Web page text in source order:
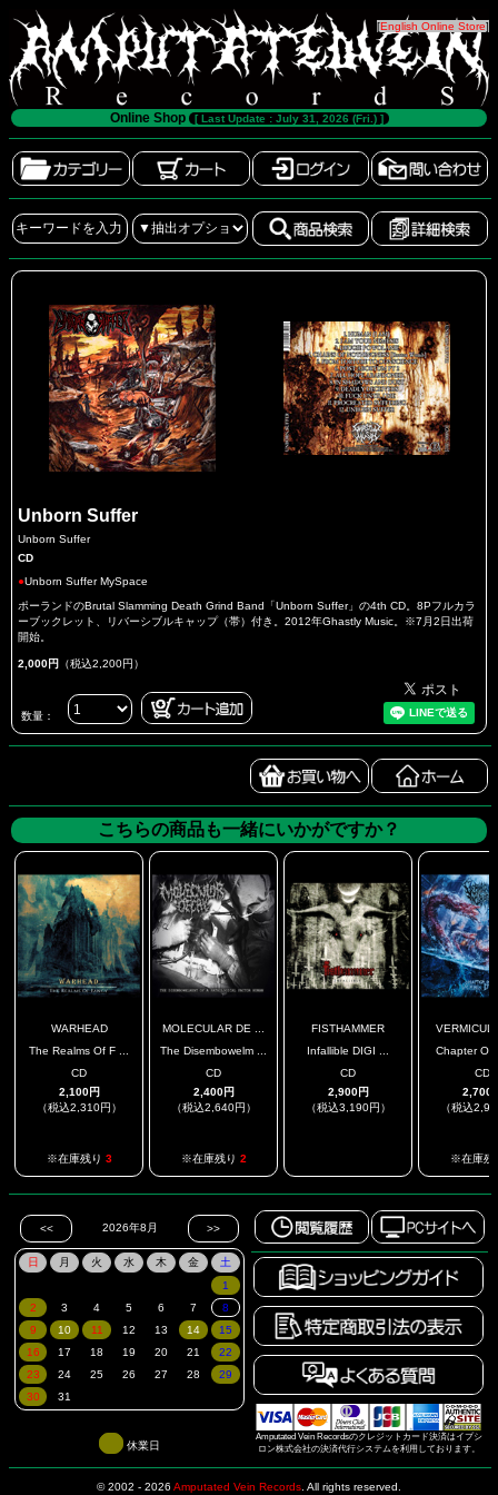
[English Online Store]
Online Shop [ Last Update : July 31, 2026 (Fri.) ]
Unborn Suffer
Unborn Suffer
CD
●Unborn Suffer MySpace
ポーランドのBrutal Slamming Death Grind Band「Unborn Suffer」の4th CD。8Pフルカラ
ーブックレット、リバーシブルキャップ（帯）付き。2012年Ghastly Music。※7月2日出荷
開始。
2,000円 （税込2,200円）
数量：
こちらの商品も一緒にいかがですか？
WARHEAD
The Realms Of F ...
CD
2,100円
（税込2,310円）
※在庫残り 3
MOLECULAR DE ...
The Disembowelm ...
CD
2,400円
（税込2,640円）
※在庫残り 2
FISTHAMMER
Infallible DIGI ...
CD
2,900円
（税込3,190円）
Chapter Of
CD
2,700
（税込
※在庫残
Amputated Vein Recordsのクレジットカード決済はイプシ
ロン株式会社の決済代行システムを利用しております。
休業日
© 2002 - 2026 Amputated Vein Records All rights reserved.